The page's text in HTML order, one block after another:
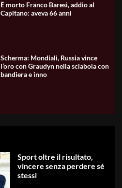
È morto Franco Baresi, addio al
Capitano: aveva 66 anni
Scherma: Mondiali, Russia vince
l’oro con Graudyn nella sciabola con
bandiera e inno
Sport oltre il risultato,
vincere senza perdere sé
stessi